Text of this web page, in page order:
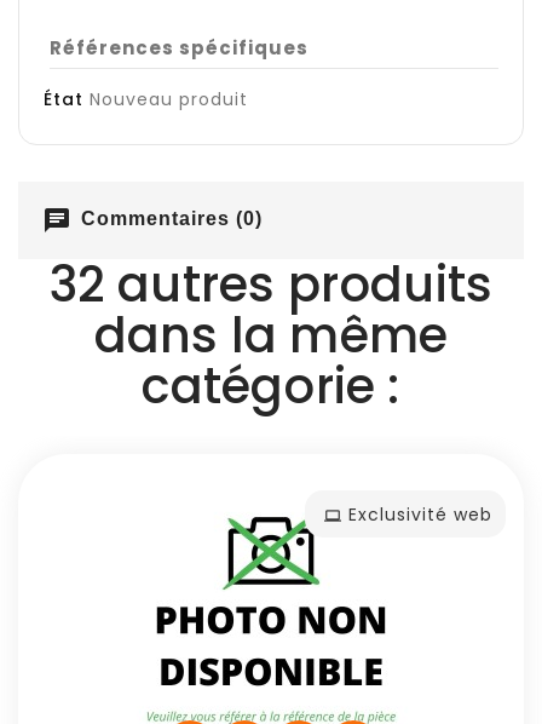
Références spécifiques
État Nouveau produit
chat Commentaires (0)
32 autres produits
dans la même
catégorie :
Exclusivité web